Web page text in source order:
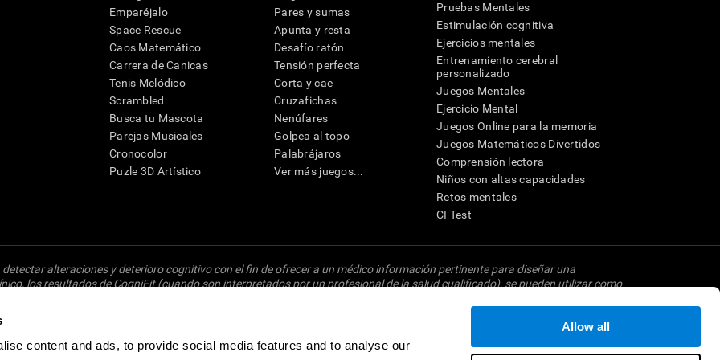
content and ads, to provide social media features and to analyse our
Allow all
Emparéjalo
Space Rescue
Caos Matemático
Carrera de Canicas
Tenis Melódico
Scrambled
Busca tu Mascota
Parejas Musicales
Cronocolor
Puzle 3D Artístico
Pares y sumas
Apunta y resta
Desafío ratón
Tensión perfecta
Corta y cae
Cruzafichas
Nenúfares
Golpea al topo
Palabrájaros
Ver más juegos...
Pruebas Mentales
Estimulación cognitiva
Ejercicios mentales
Entrenamiento cerebral
personalizado
Juegos Mentales
Ejercicio Mental
Juegos Online para la memoria
Juegos Matemáticos Divertidos
Comprensión lectora
Niños con altas capacidades
Retos mentales
CI Test
alteraciones y deterioro cognitivo con el fin de ofrecer a un médico información pertinente para diseñar una
los resultados de CogniFit (cuando son interpretados por un profesional de la salud cualificado), se pueden utilizar como
diagnóstico de TDAH, dislexia, demencia o enfermedad similar sólo puede ser realizada por un médico o psicólogo
factores. De acuerdo al uso indicado, CogniFit no indica que esta herramienta sea o deba ser considerada como un
ser utilizado para estudios de investigación en cualquier campo de investigación relacionado con la cognición. Si se
debe hacerse en los sujetos humanos apropiados conforme al procedimiento dictado por el centro de investigación y será